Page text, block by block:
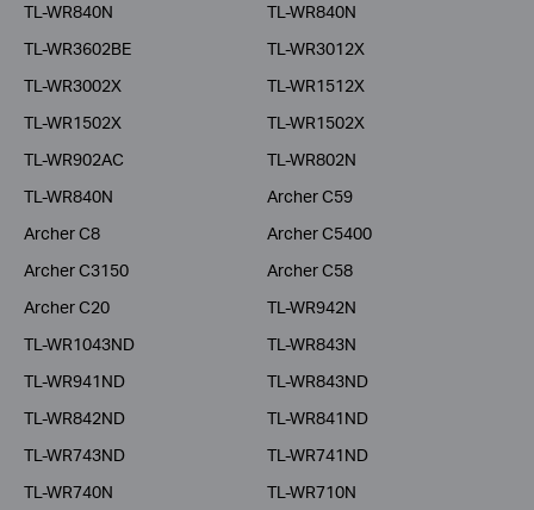
TL-WR840N
TL-WR840N
TL-WR3602BE
TL-WR3012X
TL-WR3002X
TL-WR1512X
TL-WR1502X
TL-WR1502X
TL-WR902AC
TL-WR802N
TL-WR840N
Archer C59
Archer C8
Archer C5400
Archer C3150
Archer C58
Archer C20
TL-WR942N
TL-WR1043ND
TL-WR843N
TL-WR941ND
TL-WR843ND
TL-WR842ND
TL-WR841ND
TL-WR743ND
TL-WR741ND
TL-WR740N
TL-WR710N